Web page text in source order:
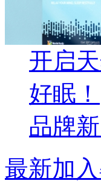
开启
好眠！
品牌
最新加